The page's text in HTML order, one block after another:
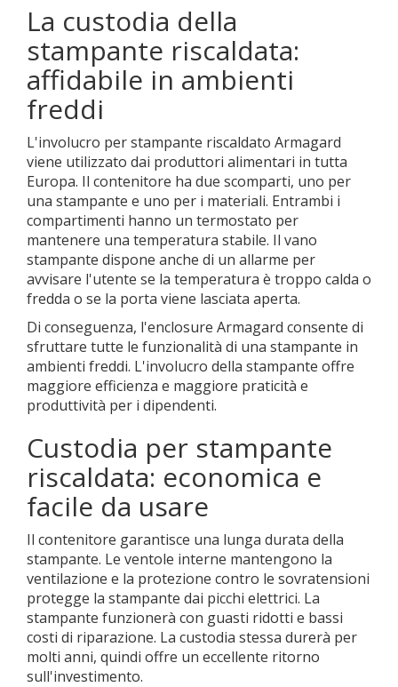
La custodia della
stampante riscaldata:
affidabile in ambienti
freddi
L'involucro per stampante riscaldato Armagard
viene utilizzato dai produttori alimentari in tutta
Europa. Il contenitore ha due scomparti, uno per
una stampante e uno per i materiali. Entrambi i
compartimenti hanno un termostato per
mantenere una temperatura stabile. Il vano
stampante dispone anche di un allarme per
avvisare l'utente se la temperatura è troppo calda o
fredda o se la porta viene lasciata aperta.
Di conseguenza, l'enclosure Armagard consente di
sfruttare tutte le funzionalità di una stampante in
ambienti freddi. L'involucro della stampante offre
maggiore efficienza e maggiore praticità e
produttività per i dipendenti.
Custodia per stampante
riscaldata: economica e
facile da usare
Il contenitore garantisce una lunga durata della
stampante. Le ventole interne mantengono la
ventilazione e la protezione contro le sovratensioni
protegge la stampante dai picchi elettrici. La
stampante funzionerà con guasti ridotti e bassi
costi di riparazione. La custodia stessa durerà per
molti anni, quindi offre un eccellente ritorno
sull'investimento.